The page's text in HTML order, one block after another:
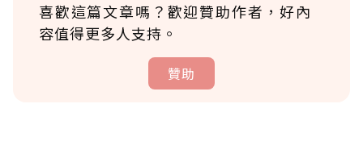
喜歡這篇文章嗎？歡迎贊助作者，好內
容值得更多人支持。
贊助